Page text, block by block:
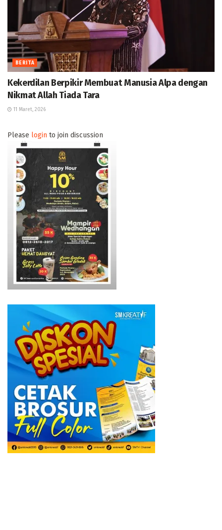
BERITA
Kekerdilan Berpikir Membuat Manusia Alpa dengan
Nikmat Allah Tiada Tara
11 Maret, 2026
Please login to join discussion